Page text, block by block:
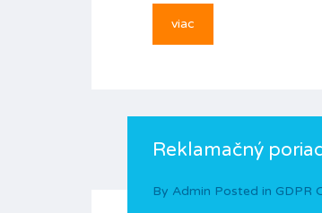
viac
Reklamačný
By Admin Posted in GDPR